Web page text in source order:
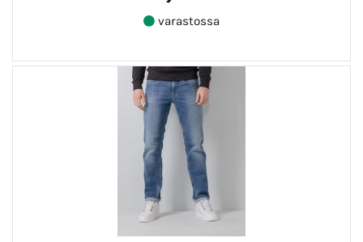
varastossa